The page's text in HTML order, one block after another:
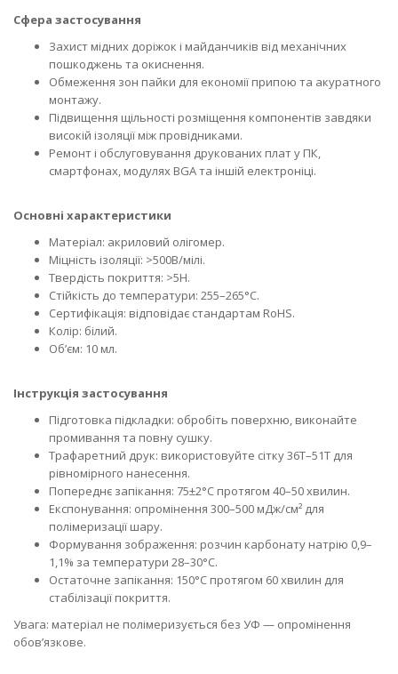
Сфера застосування
Захист мідних доріжок і майданчиків від механічних
пошкоджень та окиснення.
Обмеження зон пайки для економії припою та акуратного
монтажу.
Підвищення щільності розміщення компонентів завдяки
високій ізоляції між провідниками.
Ремонт і обслуговування друкованих плат у ПК,
смартфонах, модулях BGA та іншій електроніці.
Основні характеристики
Матеріал: акриловий олігомер.
Міцність ізоляції: >500В/мілі.
Твердість покриття: >5H.
Стійкість до температури: 255–265°C.
Сертифікація: відповідає стандартам RoHS.
Колір: білий.
Об’єм: 10 мл.
Інструкція застосування
Підготовка підкладки: обробіть поверхню, виконайте
промивання та повну сушку.
Трафаретний друк: використовуйте сітку 36T–51T для
рівномірного нанесення.
Попереднє запікання: 75±2°C протягом 40–50 хвилин.
Експонування: опромінення 300–500 мДж/см² для
полімеризації шару.
Формування зображення: розчин карбонату натрію 0,9–
1,1% за температури 28–30°C.
Остаточне запікання: 150°C протягом 60 хвилин для
стабілізації покриття.
Увага: матеріал не полімеризується без УФ — опромінення
обов’язкове.